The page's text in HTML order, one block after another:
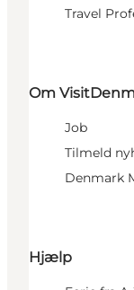
Travel
Om
Job
Tilmeld
Denmark
Hjælp